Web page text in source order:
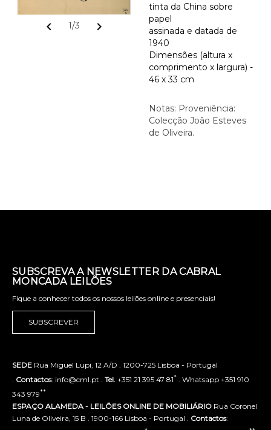
chevron_left 1/3 chevron_right
tinta da China sobre
papel
assinada e datada de
1940
Dimensões (altura x
comprimento x largura) -
46 x 33 cm
Notas: Proveniência:
Colecção João Esteves
de Oliveira.
SUBSCREVA A NEWSLETTER DA CABRAL
MONCADA LEILÕES
Fique a conhecer todos os nossos leilões online e presenciais!
SUBSCREVER
SEDE Rua Miguel Lupi, 12 A/D . 1200-725 Lisboa - Portugal
Contactos: info@cml.pt . Tel. +351 21 395 47 81* . Whatsapp +351 910
343 979**
ESPAÇO ALAMEDA - LEILÕES ONLINE DE MOBILIÁRIO Rua Coronel
Luna de Oliveira, 15 B . 1900-166 Lisboa - Portugal . Contactos: